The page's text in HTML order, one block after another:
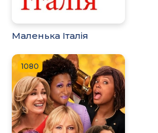
Маленька Італія
1080